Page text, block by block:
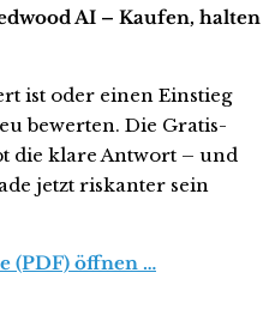
AI – Kaufen, halten
ist oder einen Einstieg
bewerten. Die Gratis-
die klare Antwort – und
jetzt riskanter sein
(PDF) öffnen …